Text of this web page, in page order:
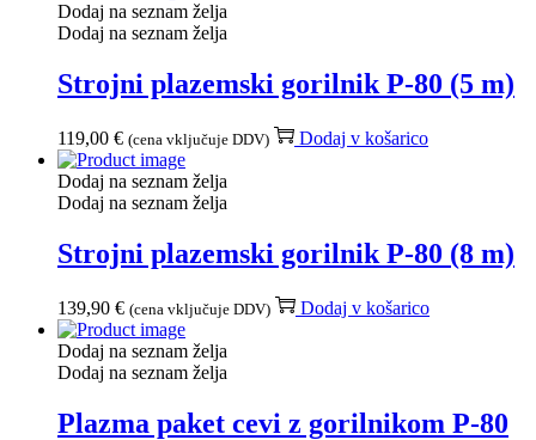
Dodaj na seznam želja
Dodaj na seznam želja
Strojni plazemski gorilnik P-80 (5 m)
119,00 € (cena vključuje DDV) Dodaj v košarico
Dodaj na seznam želja
Dodaj na seznam želja
Strojni plazemski gorilnik P-80 (8 m)
139,90 € (cena vključuje DDV) Dodaj v košarico
Dodaj na seznam želja
Dodaj na seznam želja
Plazma paket cevi z gorilnikom P-80